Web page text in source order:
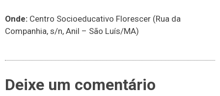
Onde: Centro Socioeducativo Florescer (Rua da
Companhia, s/n, Anil – São Luís/MA)
Deixe um comentário